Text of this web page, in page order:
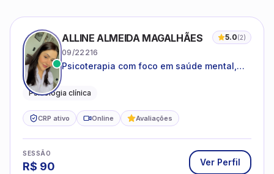
ALLINE ALMEIDA MAGALHÃES 5.0(2)
09/22216
Psicoterapia com foco em saúde mental,
adolescentes e adultos.
Psicologia clínica
CRP ativo Online Avaliações
SESSÃO
R$ 90 Ver Perfil